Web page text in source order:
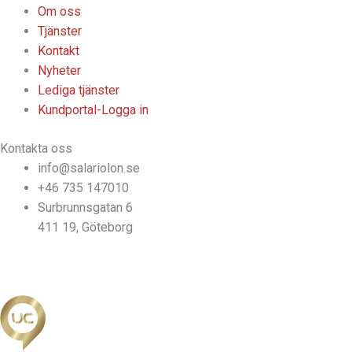
Om oss
Tjänster
Kontakt
Nyheter
Lediga tjänster
Kundportal-Logga in
Kontakta oss
info@salariolon.se
+46 735 147010
Surbrunnsgatan 6
411 19, Göteborg